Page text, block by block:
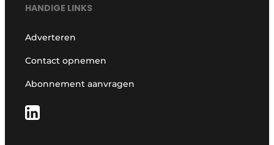
HANDIGE LINKS
Adverteren
Contact opnemen
Abonnement aanvragen